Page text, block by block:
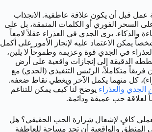
عمل قبل أن يكون علاقة عاطفية. الانجذاب
على السحر الفوري أو الكلمات المنمقة، بل على
والذكاء. يرى الجدي في العذراء عقلاً لامعاً
يمكن الاعتماد عليه لإنجاز الأمور على أكمل
في الجدي قوة وعزيمة وطموحاً لا يلين،
الدقيقة إلى إنجازات واقعية على أرض
فريقاً متكاملاً، الرئيس التنفيذي (الجدي) مع
كل منهما يكمل الآخر ويغطي نقاط ضعفه.
الجدي والعذراء يوضح لنا كيف يمكن للتناغم
لعلاقة حب عميقة ودائمة.
كافٍ لإشعال شرارة الحب الحقيقي؟ هل
المنطق والواقعية أن تجد مساحة للعاطفة